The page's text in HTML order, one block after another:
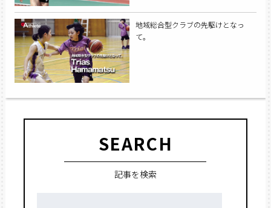
地域総合型クラブの先駆けとなっ
て。
SEARCH
記事を検索